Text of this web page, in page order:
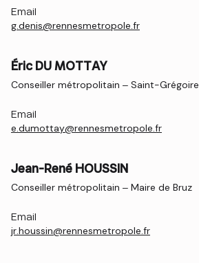
Email
g.denis@rennesmetropole.fr
Éric DU MOTTAY
Conseiller métropolitain – Saint-Grégoire
Email
e.dumottay@rennesmetropole.fr
Jean-René HOUSSIN
Conseiller métropolitain – Maire de Bruz
Email
jr.houssin@rennesmetropole.fr